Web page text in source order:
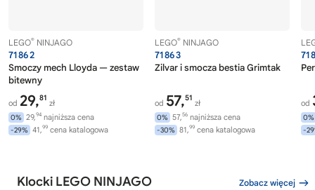
LEGO® NINJAGO
71862
Smoczy mech Lloyda — zestaw
bitewny
od 29,81
zł
0% 29,94 najniższa cena
-29% 41,99 cena katalogowa
LEGO® NINJAGO
71863
Zilvar i smocza bestia Grimtak
od 57,51
zł
0% 57,56 najniższa cena
-30% 81,99 cena katalogowa
od
0%
-
Klocki LEGO NINJAGO Zobacz więcej